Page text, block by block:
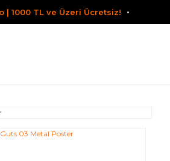
| 1000 TL ve Üzeri Ücretsiz!